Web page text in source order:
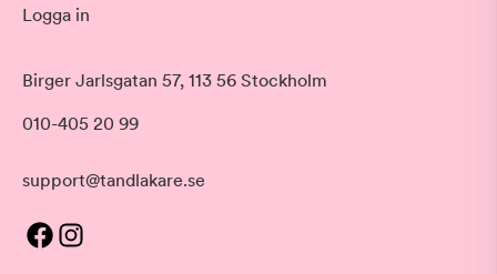
Logga in
Birger Jarlsgatan 57, 113 56 Stockholm
010-405 20 99
support@tandlakare.se